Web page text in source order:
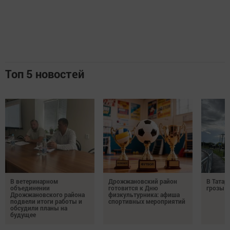
Топ 5 новостей
В ветеринарном
объединении
Дрожжановского района
подвели итоги работы и
обсудили планы на
будущее
Дрожжановский район
готовится к Дню
физкультурника: афиша
спортивных мероприятий
В
грозы